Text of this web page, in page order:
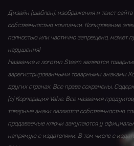
Дизайн (шаблон), изображения и текст сайта
собственностью компании. Копирование
полностью или частично запрещено, может
нарушения!
Название и логотип Steam являются
зарегистрированными товарными знаками
других странах. Все права сохранены.
(с) Корпорация Valve. Все названия
товарные знаки являются собственностью
продаваемые ключи закупаются у
напрямую с издателями. В том числе с